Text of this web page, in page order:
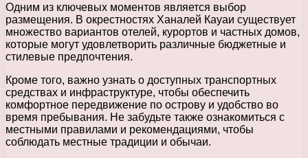
Одним из ключевых моментов является выбор
размещения. В окрестностях Ханалей Кауаи существует
множество вариантов отелей, курортов и частных домов,
которые могут удовлетворить различные бюджетные и
стилевые предпочтения.
Кроме того, важно узнать о доступных транспортных
средствах и инфраструктуре, чтобы обеспечить
комфортное передвижение по острову и удобство во
время пребывания. Не забудьте также ознакомиться с
местными правилами и рекомендациями, чтобы
соблюдать местные традиции и обычаи.